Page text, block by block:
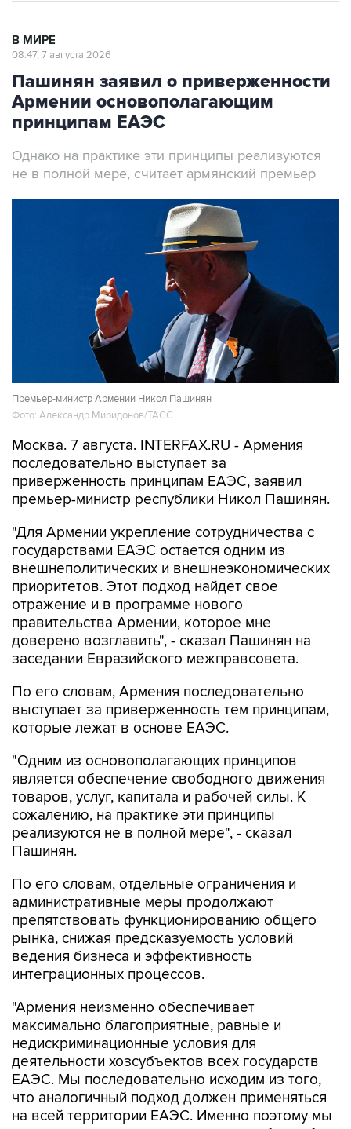
Пашинян заявил о приверженности
Армении основополагающим
принципам ЕАЭС
Однако на практике эти принципы реализуются
Премьер-министр Армении Никол Пашинян
Фото: Александр Миридонов/ТАСС
Москва. 7 августа. INTERFAX.RU - Армения
приверженность принципам ЕАЭС, заявил
премьер-министр республики Никол Пашинян.
"Для Армении укрепление сотрудничества с
внешнеполитических и внешнеэкономических
приоритетов. Этот подход найдет свое
отражение и в программе нового
правительства Армении, которое мне
доверено возглавить", - сказал Пашинян на
заседании Евразийского межправсовета.
По его словам, Армения последовательно
которые лежат в основе ЕАЭС.
"Одним из основополагающих принципов
товаров, услуг, капитала и рабочей силы. К
сожалению, на практике эти принципы
реализуются не в полной мере", - сказал
Пашинян.
По его словам, отдельные ограничения и
препятствовать функционированию общего
рынка, снижая предсказуемость условий
ведения бизнеса и эффективность
интеграционных процессов.
"Армения неизменно обеспечивает
недискриминационные условия для
деятельности хозсубъектов всех государств
ЕАЭС. Мы последовательно исходим из того,
что аналогичный подход должен применяться
на всей территории ЕАЭС. Именно поэтому мы
считаем принципиально важным, чтобы любые
меры, способные повлиять на доступ товаров